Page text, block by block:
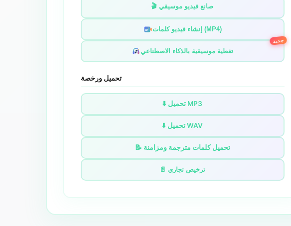
🎬 صانع فيديو موسيقي
إنشاء فيديو كلمات (MP4)
تغطية موسيقية بالذكاء الاصطناعي
جديد
تحميل ورخصة
⬇️ تحميل MP3
⬇️ تحميل WAV
📝 تحميل كلمات مترجمة ومزامنة
📄 ترخيص تجاري